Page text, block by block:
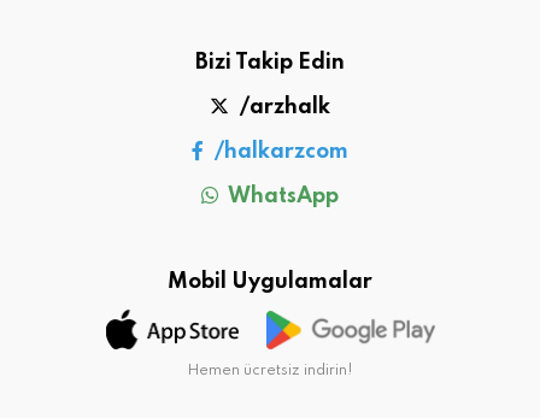
Bizi Takip Edin
/arzhalk
/halkarzcom
WhatsApp
Mobil Uygulamalar
Hemen ücretsiz indirin!